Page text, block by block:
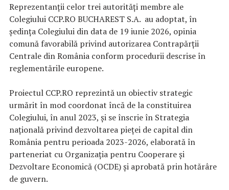
Reprezentanții celor trei autorități membre ale
Colegiului CCP.RO BUCHAREST S.A. au adoptat, în
ședința Colegiului din data de 19 iunie 2026, opinia
comună favorabilă privind autorizarea Contrapărții
Centrale din România conform procedurii descrise în
reglementările europene.
Proiectul CCP.RO reprezintă un obiectiv strategic
urmărit în mod coordonat încă de la constituirea
Colegiului, în anul 2023, și se înscrie în Strategia
națională privind dezvoltarea pieței de capital din
România pentru perioada 2023-2026, elaborată în
parteneriat cu Organizația pentru Cooperare și
Dezvoltare Economică (OCDE) și aprobată prin hotărâre
de guvern.